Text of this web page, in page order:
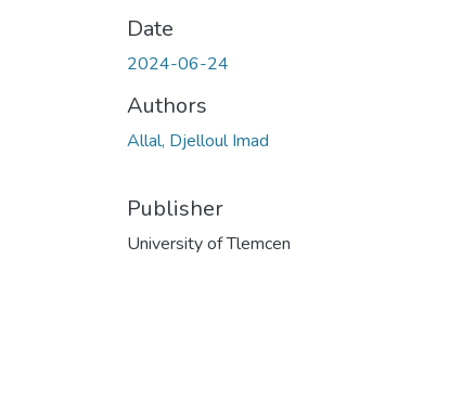
Date
2024-06-24
Authors
Allal, Djelloul Imad
Publisher
University of Tlemcen